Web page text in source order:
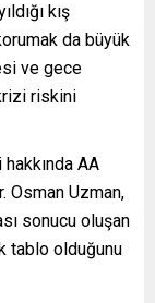
kış
da büyük
ve gece
riskini
AA
Osman Uzman,
sonucu oluşan
tablo olduğunu